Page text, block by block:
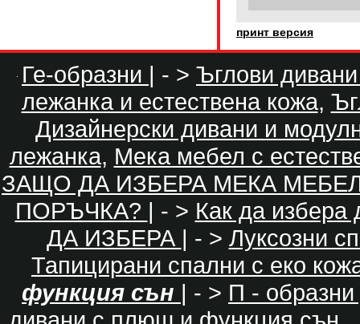
принт версия
Ге-образни | - > Ъглови
лежанка и естествена кожа,
Дизайнерски дивани и
лежанка, Мека мебел с
ЗАЩО ДА ИЗБЕРА МЕКА
ПОРЪЧКА? | - > Как да избера
ДА ИЗБЕРА | - > Луксозни
Тапицирани спални с еко
функция сън | - > П -